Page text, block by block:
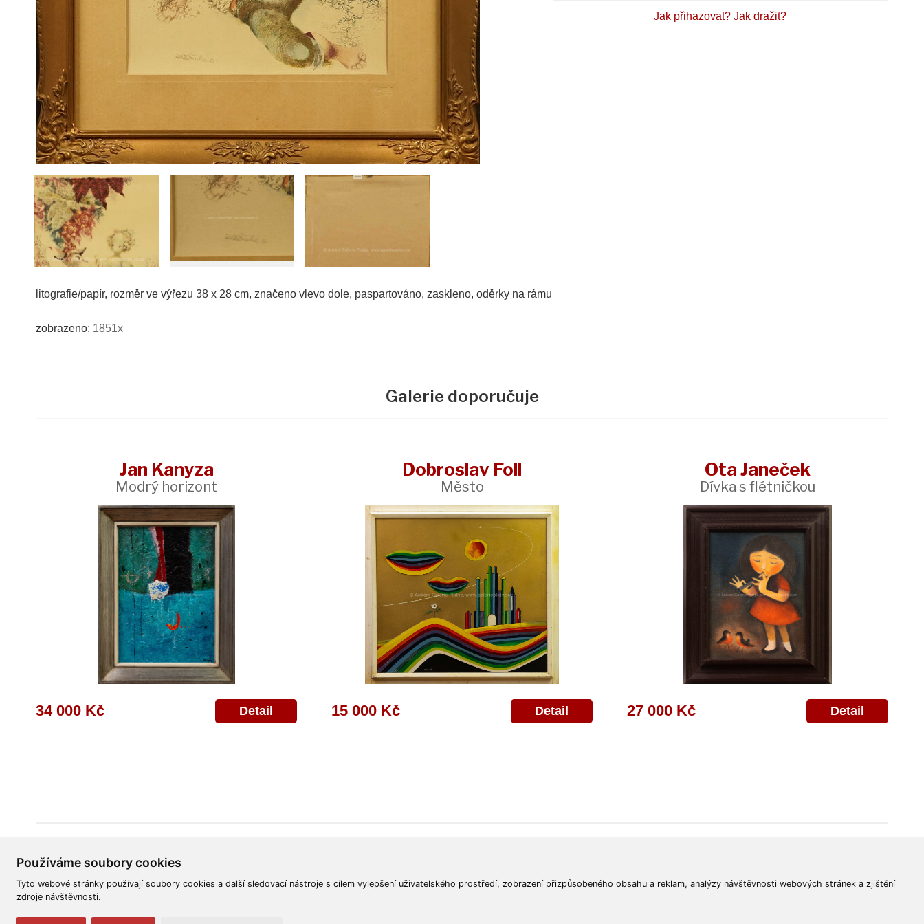
Používáme soubory cookies
Tyto webové stránky používají soubory cookies a další sledovací nástroje s cílem vylepšení uživatelského prostředí, zobrazení přizpůsobeného obsahu a reklam, analýzy návštěvnosti webových stránek a zjištění
zdroje návštěvnosti.
litografie/papír, rozměr ve výřezu 38 x 28 cm, značeno vlevo dole, paspartováno, zaskleno, oděrky na rámu
zobrazeno: 1851x
Jak přihazovat? Jak dražit?
Galerie doporučuje
Jan Kanyza
Modrý horizont
34 000 Kč Detail
Dobroslav Foll
Město
15 000 Kč Detail
Ota Janeček
Dívka s flétničkou
27 000 Kč Detail